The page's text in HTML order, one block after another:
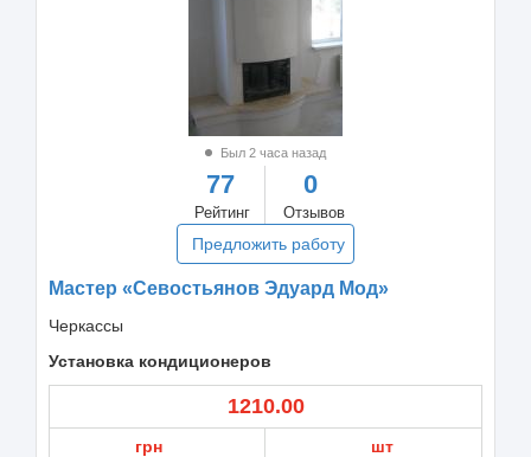
Был 2 часа назад
77
Рейтинг
0
Отзывов
Предложить работу
Мастер «Севостьянов Эдуард Мод»
Черкассы
Установка кондиционеров
1210.00
грн шт